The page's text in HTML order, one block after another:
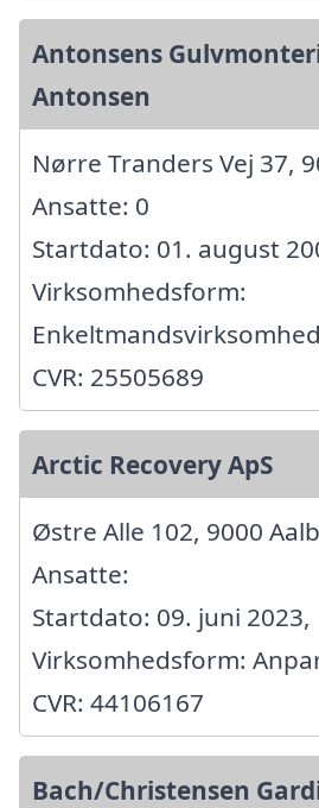
Antonsens
Antonsen
Nørre Tranders Vej 37,
Ansatte: 0
Startdato: 01. august
Virksomhedsform:
Enkeltmandsvirksomhed
CVR: 25505689
Arctic Recovery ApS
Østre Alle 102, 9000
Ansatte:
Startdato: 09. juni 2023,
Virksomhedsform:
CVR: 44106167
Bach/Christensen